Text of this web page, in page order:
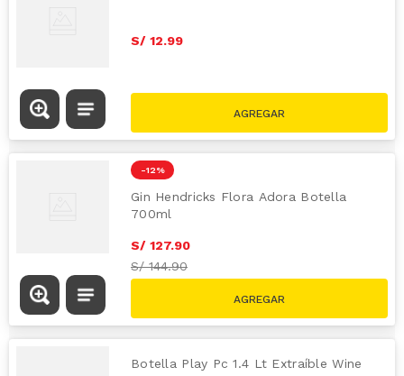
S/ 12.99
-12 %
Gin Hendricks Flora Adora Botella
700ml
S/ 127.90
S/144.90
Botella Play Pc 1.4 Lt Extraíble Wine